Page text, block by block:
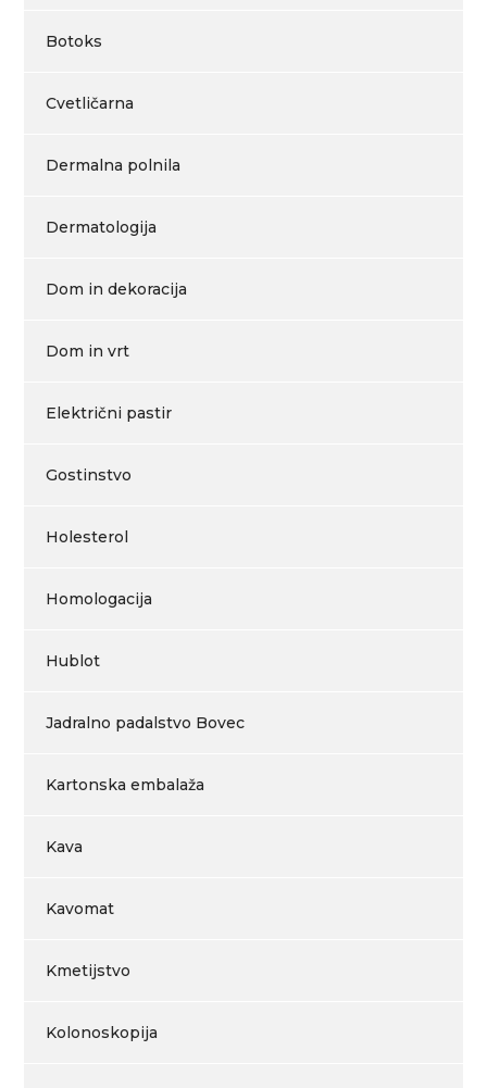
Botoks
Cvetličarna
Dermalna polnila
Dermatologija
Dom in dekoracija
Dom in vrt
Električni pastir
Gostinstvo
Holesterol
Homologacija
Hublot
Jadralno padalstvo Bovec
Kartonska embalaža
Kava
Kavomat
Kmetijstvo
Kolonoskopija